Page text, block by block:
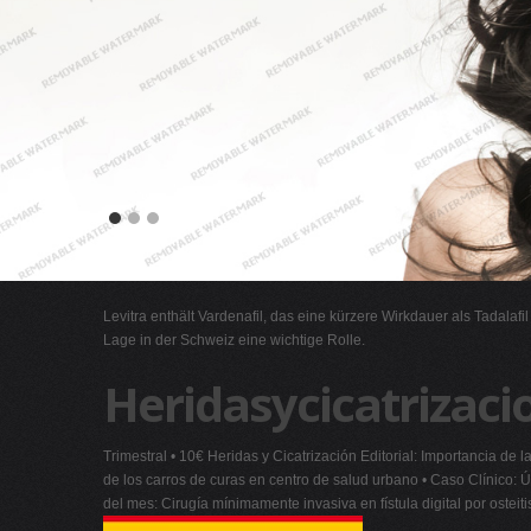
Levitra enthält Vardenafil, das eine kürzere Wirkdauer als
Lage in der Schweiz eine wichtige Rolle.
Trimestral • 10€ Heridas y Cicatrización Editorial: Importancia de
de los carros de curas en centro de salud urbano • Caso Clínico:
del mes: Cirugía mínimamente invasiva en fístula digital por